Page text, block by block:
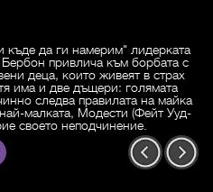
къде да ги намерим" лидерката
привлича към борбата с
деца, които живеят в страх
има и две дъщери: голямата
следва правилата на майка
малката, Модести (Фейт Ууд-
своето неподчинение.